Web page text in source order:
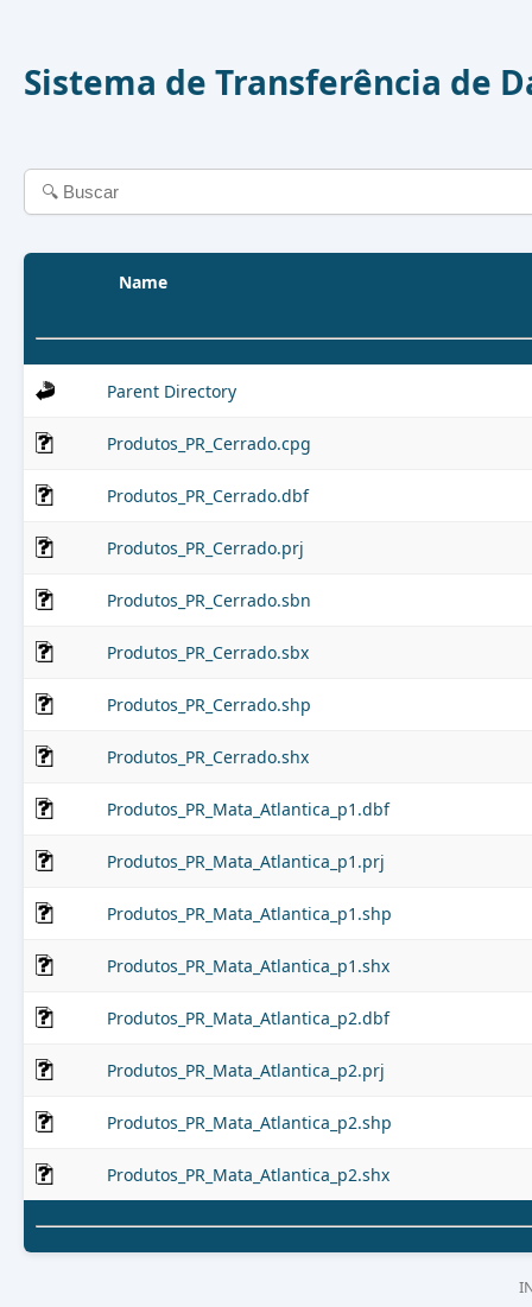
Sistema de Transferência de
Name
Parent Directory
Produtos_PR_Cerrado.cpg
Produtos_PR_Cerrado.dbf
Produtos_PR_Cerrado.prj
Produtos_PR_Cerrado.sbn
Produtos_PR_Cerrado.sbx
Produtos_PR_Cerrado.shp
Produtos_PR_Cerrado.shx
Produtos_PR_Mata_Atlantica_p1.dbf
Produtos_PR_Mata_Atlantica_p1.prj
Produtos_PR_Mata_Atlantica_p1.shp
Produtos_PR_Mata_Atlantica_p1.shx
Produtos_PR_Mata_Atlantica_p2.dbf
Produtos_PR_Mata_Atlantica_p2.prj
Produtos_PR_Mata_Atlantica_p2.shp
Produtos_PR_Mata_Atlantica_p2.shx